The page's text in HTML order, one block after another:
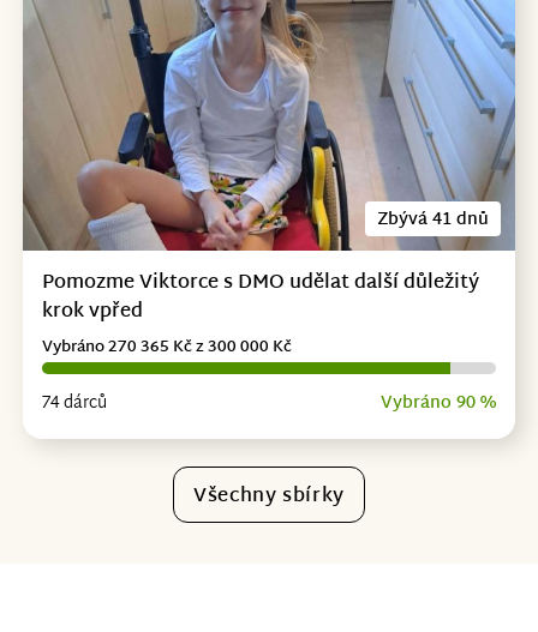
Zbývá 41 dnů
Pomozme Viktorce s DMO udělat další důležitý
krok vpřed
74 dárců Vybráno 90 %
Vybráno 270 365 Kč z 300 000 Kč
Všechny sbírky